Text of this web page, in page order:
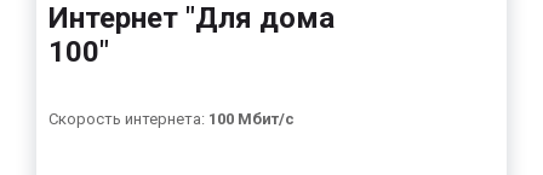
Интернет "Для дома
100"
Скорость интернета: 100 Мбит/с